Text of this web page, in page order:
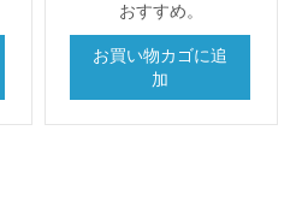
おすすめ。
お買い物カゴに追
加